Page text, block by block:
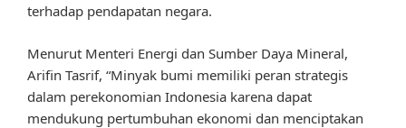
terhadap pendapatan negara.
Menurut Menteri Energi dan Sumber Daya Mineral,
Arifin Tasrif, “Minyak bumi memiliki peran strategis
dalam perekonomian Indonesia karena dapat
mendukung pertumbuhan ekonomi dan menciptakan